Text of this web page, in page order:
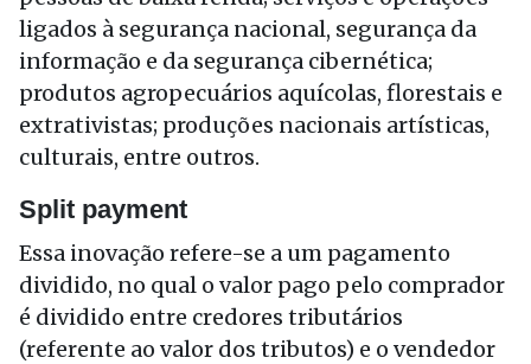
ligados à segurança nacional, segurança da
informação e da segurança cibernética;
produtos agropecuários aquícolas, florestais e
extrativistas; produções nacionais artísticas,
culturais, entre outros.
Split payment
Essa inovação refere-se a um pagamento
dividido, no qual o valor pago pelo comprador
é dividido entre credores tributários
(referente ao valor dos tributos) e o vendedor